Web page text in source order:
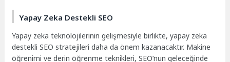
Yapay Zeka Destekli SEO
Yapay zeka teknolojilerinin gelişmesiyle birlikte, yapay zeka
destekli SEO stratejileri daha da önem kazanacaktır. Makine
öğrenimi ve derin öğrenme teknikleri, SEO’nun geleceğinde